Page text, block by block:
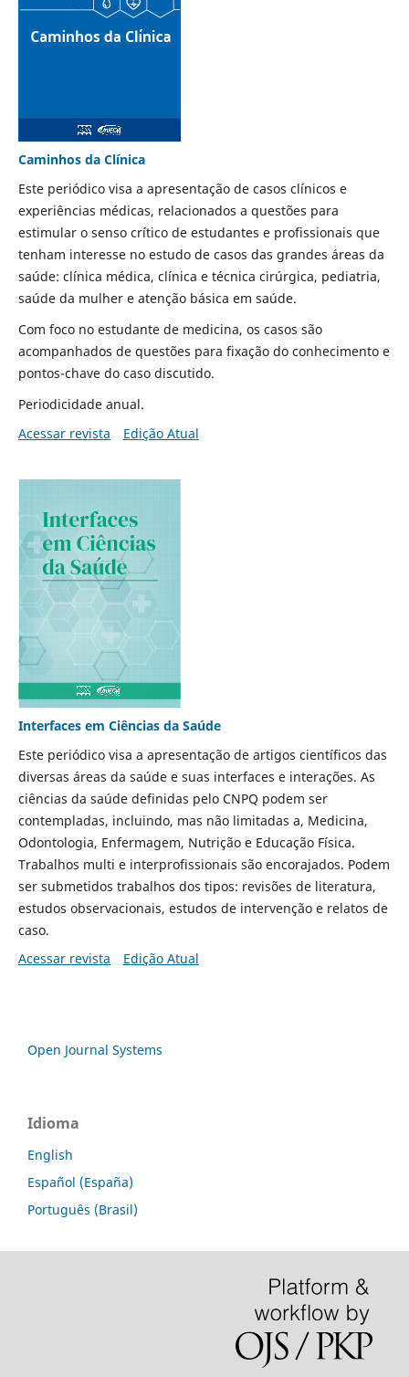
Caminhos da Clínica
Este periódico visa a apresentação de casos clínicos e
experiências médicas, relacionados a questões para
estimular o senso crítico de estudantes e profissionais que
tenham interesse no estudo de casos das grandes áreas da
saúde: clínica médica, clínica e técnica cirúrgica, pediatria,
saúde da mulher e atenção básica em saúde.
Com foco no estudante de medicina, os casos são
acompanhados de questões para fixação do conhecimento e
pontos-chave do caso discutido.
Periodicidade anual.
Acessar revista
Edição Atual
Interfaces em Ciências da Saúde
Este periódico visa a apresentação de artigos científicos das
diversas áreas da saúde e suas interfaces e interações. As
ciências da saúde definidas pelo CNPQ podem ser
contempladas, incluindo, mas não limitadas a, Medicina,
Odontologia, Enfermagem, Nutrição e Educação Física.
Trabalhos multi e interprofissionais são encorajados. Podem
ser submetidos trabalhos dos tipos: revisões de literatura,
estudos observacionais, estudos de intervenção e relatos de
caso.
Acessar revista
Edição Atual
Open Journal Systems
Idioma
English
Español (España)
Português (Brasil)